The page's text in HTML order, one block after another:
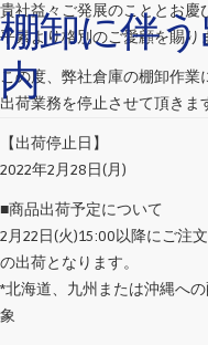
棚卸に伴
内
貴社益々ご発展のこととお慶
平素より格別のご愛顧を賜り
この度、弊社倉庫の棚卸作業
出荷業務を停止させて頂きま
【出荷停止日】
2022年2月28日(月)
■商品出荷予定について
2月22日(火)15:00以降にご注
の出荷となります。
*北海道、九州または沖縄へ
象